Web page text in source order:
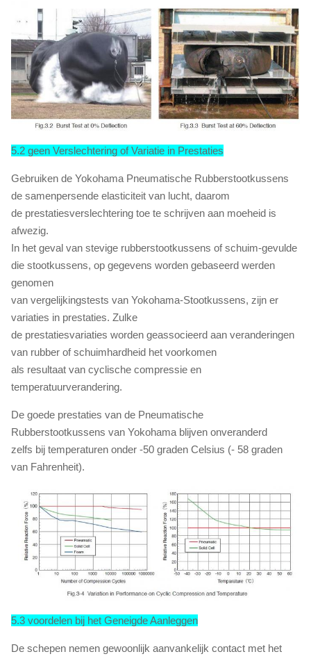
5.2 geen Verslechtering of Variatie in Prestaties
Gebruiken de Yokohama Pneumatische Rubberstootkussens
de samenpersende elasticiteit van lucht, daarom
de prestatiesverslechtering toe te schrijven aan moeheid is
afwezig.
In het geval van stevige rubberstootkussens of schuim-gevulde
die stootkussens, op gegevens worden gebaseerd werden
genomen
van vergelijkingstests van Yokohama-Stootkussens, zijn er
variaties in prestaties. Zulke
de prestatiesvariaties worden geassocieerd aan veranderingen
van rubber of schuimhardheid het voorkomen
als resultaat van cyclische compressie en
temperatuurverandering.
De goede prestaties van de Pneumatische
Rubberstootkussens van Yokohama blijven onveranderd
zelfs bij temperaturen onder -50 graden Celsius (- 58 graden
van Fahrenheit).
5.3 voordelen bij het Geneigde Aanleggen
De schepen nemen gewoonlijk aanvankelijk contact met het